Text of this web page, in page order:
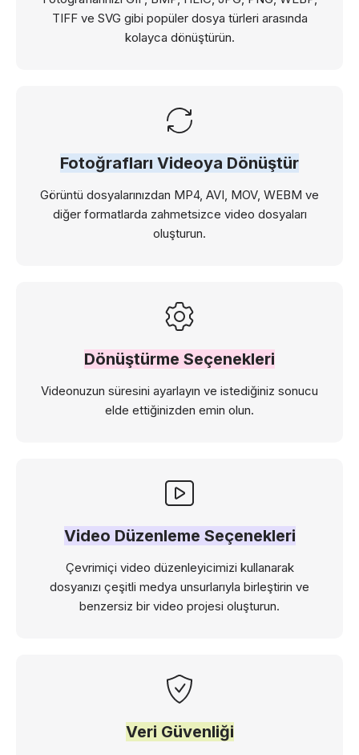
TIFF ve SVG gibi popüler dosya türleri arasında
kolayca dönüştürün.
Fotoğrafları Videoya Dönüştür
Görüntü dosyalarınızdan MP4, AVI, MOV, WEBM ve
diğer formatlarda zahmetsizce video dosyaları
oluşturun.
Dönüştürme Seçenekleri
Videonuzun süresini ayarlayın ve istediğiniz sonucu
elde ettiğinizden emin olun.
Video Düzenleme Seçenekleri
Çevrimiçi video düzenleyicimizi kullanarak
dosyanızı çeşitli medya unsurlarıyla birleştirin ve
benzersiz bir video projesi oluşturun.
Veri Güvenliği